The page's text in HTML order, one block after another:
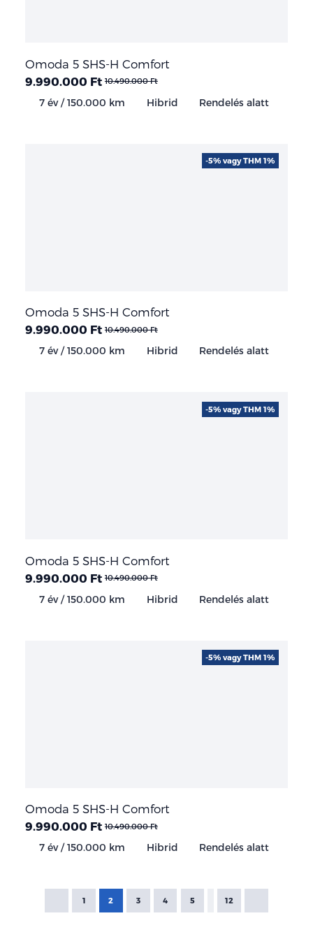
Omoda 5 SHS-H Comfort
9.990.000 Ft 10.490.000 Ft
7 év / 150.000 km Hibrid Rendelés alatt
Omoda 5 SHS-H Comfort
9.990.000 Ft 10.490.000 Ft
7 év / 150.000 km Hibrid Rendelés alatt
-5% vagy THM 1%
Omoda 5 SHS-H Comfort
9.990.000 Ft 10.490.000 Ft
7 év / 150.000 km Hibrid Rendelés alatt
-5% vagy THM 1%
Omoda 5 SHS-H Comfort
9.990.000 Ft 10.490.000 Ft
7 év / 150.000 km Hibrid Rendelés alatt
-5% vagy THM 1%
1 2 3 4 5 12